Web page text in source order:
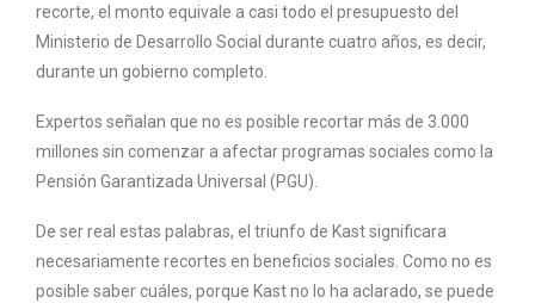
recorte, el monto equivale a casi todo el presupuesto del
Ministerio de Desarrollo Social durante cuatro años, es decir,
durante un gobierno completo.
Expertos señalan que no es posible recortar más de 3.000
millones sin comenzar a afectar programas sociales como la
Pensión Garantizada Universal (PGU).
De ser real estas palabras, el triunfo de Kast significara
necesariamente recortes en beneficios sociales. Como no es
posible saber cuáles, porque Kast no lo ha aclarado, se puede